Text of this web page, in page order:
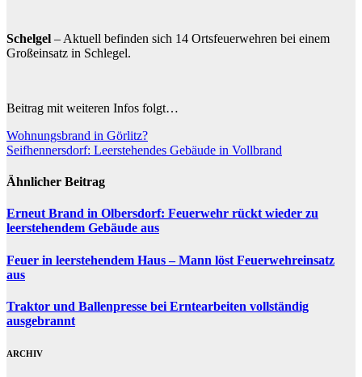
Schelgel – Aktuell befinden sich 14 Ortsfeuerwehren bei einem
Großeinsatz in Schlegel.
Beitrag mit weiteren Infos folgt…
Beitragsnavigation
Wohnungsbrand in Görlitz?
Seifhennersdorf: Leerstehendes Gebäude in Vollbrand
Ähnlicher Beitrag
Erneut Brand in Olbersdorf: Feuerwehr rückt wieder zu
leerstehendem Gebäude aus
Feuer in leerstehendem Haus – Mann löst Feuerwehreinsatz
aus
Traktor und Ballenpresse bei Erntearbeiten vollständig
ausgebrannt
ARCHIV